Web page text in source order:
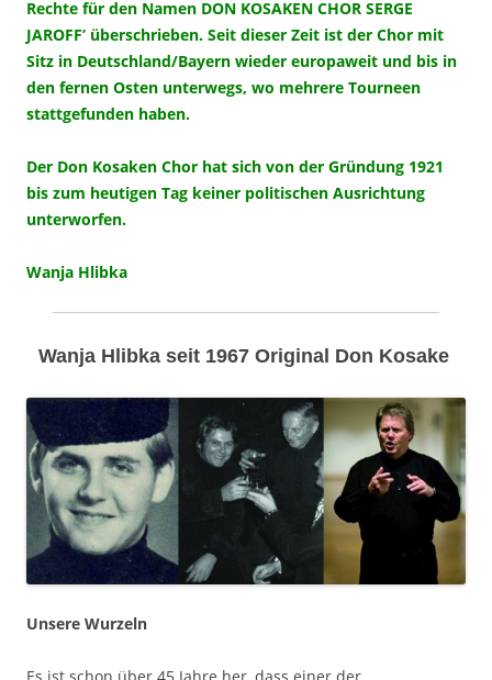
Rechte für den Namen DON KOSAKEN CHOR SERGE
JAROFF’ überschrieben. Seit dieser Zeit ist der Chor mit
Sitz in Deutschland/Bayern wieder europaweit und bis in
den fernen Osten unterwegs, wo mehrere Tourneen
stattgefunden haben.
Der Don Kosaken Chor hat sich von der Gründung 1921
bis zum heutigen Tag keiner politischen Ausrichtung
unterworfen.
Wanja Hlibka
Wanja Hlibka seit 1967 Original Don Kosake
Unsere Wurzeln